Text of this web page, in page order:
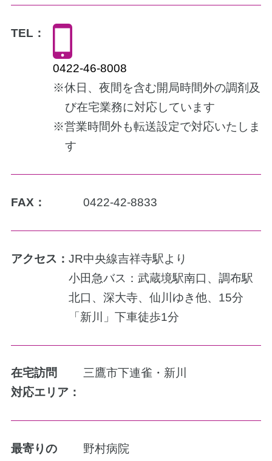
TEL：
0422-46-8008
※休日、夜間を含む開局時間外の調剤及
び在宅業務に対応しています
※営業時間外も転送設定で対応いたしま
す
FAX： 0422-42-8833
アクセス： JR中央線吉祥寺駅より
小田急バス：武蔵境駅南口、調布駅
北口、深大寺、仙川ゆき他、15分
「新川」下車徒歩1分
在宅訪問
対応エリア：
三鷹市下連雀・新川
最寄りの
野村病院